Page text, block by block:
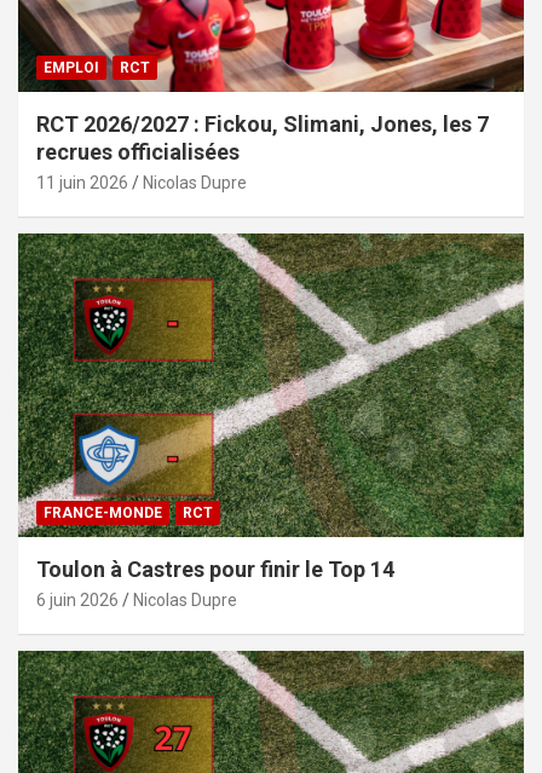
EMPLOI RCT
RCT 2026/2027 : Fickou, Slimani, Jones, les 7
recrues officialisées
11 juin 2026 Nicolas Dupre
FRANCE-MONDE RCT
Toulon à Castres pour finir le Top 14
6 juin 2026 Nicolas Dupre